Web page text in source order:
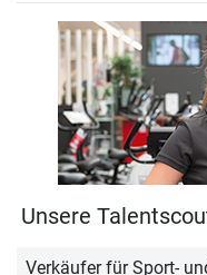
Unsere
Verkäufer für Sport-